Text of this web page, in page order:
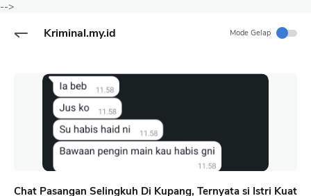
-->
Kriminal.my.id Mode Gelap
Chat Pasangan Selingkuh Di Kupang, Ternyata si Istri Kuat